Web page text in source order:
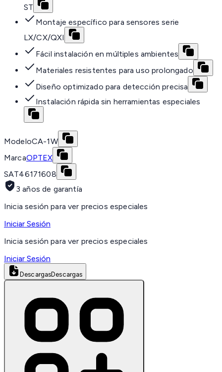
ST
Montaje específico para sensores serie
LX/CX/QXI
Fácil instalación en múltiples ambientes
Materiales resistentes para uso prolongado
Diseño optimizado para detección precisa
Instalación rápida sin herramientas especiales
ModeloCA-1W
MarcaOPTEX
SAT46171608
3 años de garantía
Inicia sesión para ver precios especiales
Iniciar Sesión
Inicia sesión para ver precios especiales
Iniciar Sesión
DescargasDescargas